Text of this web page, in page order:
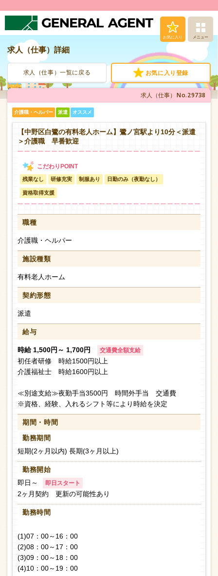
お気に入り メニュー
人材派遣サービス
転職支援サービス
登録から就業まで
お問い合わせ
求人（仕事）詳細
求人（仕事）一覧に戻る お気に入り登録
求人（仕事） No.29738
介護職・ヘルパー 派遣 オススメ
【中野区白鷺の有料老人ホーム】鷺ノ宮駅より10分＜派遣
＞介護職 早番歓迎
残業なし 研修充実 制服あり 日勤のみ（夜勤なし）
資格取得支援
職種
介護職・ヘルパー
施設種類
有料老人ホーム
契約形態
派遣
給与
時給 1,500円～ 1,700円 交通費全額支給
初任者研修 時給1500円以上
介護福祉士 時給1600円以上
≪別途支給≫夜勤手当3500円 時間外手当 交通費
※資格、経験、入れるシフト等により時給を決定
期間・時間
勤務期間
短期(2ヶ月以内) 長期(3ヶ月以上)
勤務開始
即日～
即日スタート
2ヶ月契約 更新の可能性あり
勤務時間
(1)07：00～16：00
(2)08：00～17：00
(3)09：00～18：00
(4)10：00～19：00